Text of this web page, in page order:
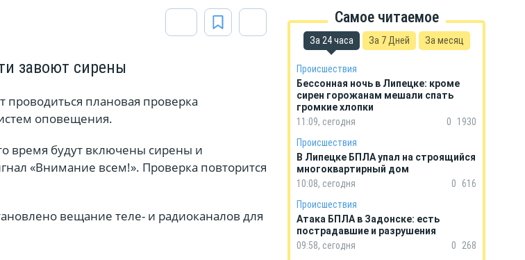
завоют сирены
проводиться плановая проверка
оповещения.
время будут включены сирены и
«Внимание всем!». Проверка повторится
вещание теле- и радиоканалов для
Самое читаемое
За 24 часа За 7 Дней За месяц
Происшествия
Бессонная ночь в Липецке: кроме
сирен горожанам мешали спать
громкие хлопки
11:09, сегодня
0
1930
Происшествия
В Липецке БПЛА упал на строящийся
многоквартирный дом
10:08, сегодня
0
616
Происшествия
Атака БПЛА в Задонске: есть
пострадавшие и разрушения
09:58, сегодня
0
268